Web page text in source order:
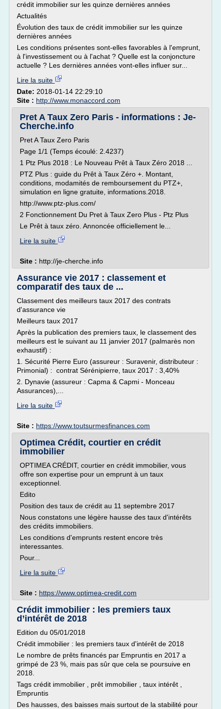
crédit immobilier sur les quinze dernières années
Actualités
Évolution des taux de crédit immobilier sur les quinze
dernières années
Les conditions présentes sont-elles favorables à l'emprunt,
à l'investissement ou à l'achat ? Quelle est la conjoncture
actuelle ? Les dernières années vont-elles influer sur...
Lire la suite
Date: 2018-01-14 22:29:10
Site : http://www.monaccord.com
Pret A Taux Zero Paris - informations : Je-
Cherche.info
Pret A Taux Zero Paris
Page 1/1 (Temps écoulé: 2.4237)
1 Ptz Plus 2018 : Le Nouveau Prêt à Taux Zéro 2018 ...
PTZ Plus : guide du Prêt à Taux Zéro +. Montant,
conditions, modamités de remboursement du PTZ+,
simulation en ligne gratuite, informations.2018.
http://www.ptz-plus.com/
2 Fonctionnement Du Pret à Taux Zero Plus - Ptz Plus
Le Prêt à taux zéro. Annoncée officiellement le...
Lire la suite
Site : http://je-cherche.info
Assurance vie 2017 : classement et
comparatif des taux de ...
Classement des meilleurs taux 2017 des contrats
d'assurance vie
Meilleurs taux 2017
Après la publication des premiers taux, le classement des
meilleurs est le suivant au 11 janvier 2017 (palmarès non
exhaustif) :
1. Sécurité Pierre Euro (assureur : Suravenir, distributeur :
Primonial) : contrat Sérénipierre, taux 2017 : 3,40%
2. Dynavie (assureur : Capma & Capmi - Monceau
Assurances),...
Lire la suite
Site : https://www.toutsurmesfinances.com
Optimea Crédit, courtier en crédit
immobilier
OPTIMEA CRÉDIT, courtier en crédit immobilier, vous
offre son expertise pour un emprunt à un taux
exceptionnel.
Edito
Position des taux de crédit au 11 septembre 2017
Nous constatons une légère hausse des taux d'intérêts
des crédits immobiliers.
Les conditions d'emprunts restent encore très
interessantes.
Pour...
Lire la suite
Site : https://www.optimea-credit.com
Crédit immobilier : les premiers taux
d’intérêt de 2018
Edition du 05/01/2018
Crédit immobilier : les premiers taux d'intérêt de 2018
Le nombre de prêts financés par Empruntis en 2017 a
grimpé de 23 %, mais pas sûr que cela se poursuive en
2018.
Tags crédit immobilier , prêt immobilier , taux intérêt ,
Empruntis
Des hausses, des baisses mais surtout de la stabilité pour